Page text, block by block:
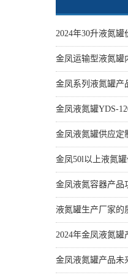
2024年30升液氮
金凤运输型液氮罐
金凤系列液氮罐产
金凤50l以上液氮
金凤液氮容器产品
液氮罐生产厂家的
2024年金凤液氮罐
金凤液氮罐产品未